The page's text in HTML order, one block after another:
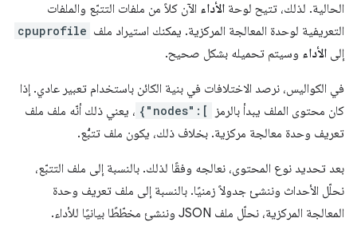
الحالية. لذلك، تتيح لوحة الأداء الآن كلاً من ملفات التتبّع والملفات
التعريفية لوحدة المعالجة المركزية. يمكنك استيراد ملف cpuprofile
إلى الأداء وسيتم تحميله بشكل صحيح.
في الكواليس، نرصد الاختلافات في بنية الكائن باستخدام تعبير عادي. إذا
كان محتوى الملف يبدأ بالرمز
{"nodes":[ ، يعني ذلك أنّه ملف ملف
تعريف وحدة معالجة مركزية. بخلاف ذلك، يكون ملف تتبُّع.
بعد تحديد نوع المحتوى، نعالجه وفقًا لذلك. بالنسبة إلى ملف التتبّع،
نحلّل الأحداث وننشئ جدولاً زمنيًا. بالنسبة إلى ملف تعريف وحدة
المعالجة المركزية، نحلّل ملف JSON وننشئ مخطّطًا بيانيًا للأداء.